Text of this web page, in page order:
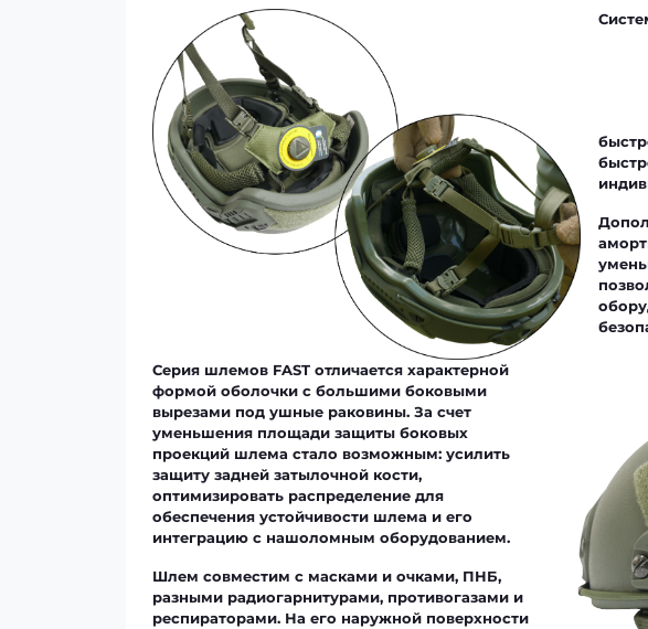
Серия шлемов FAST отличается характерной
формой оболочки с большими боковыми
вырезами под ушные раковины. За счет
уменьшения площади защиты боковых
проекций шлема стало возможным: усилить
защиту задней затылочной кости,
оптимизировать распределение для
обеспечения устойчивости шлема и его
интеграцию с нашоломным оборудованием.
Шлем совместим с масками и очками, ПНБ,
разными радиогарнитурами, противогазами и
респираторами. На его наружной поверхности